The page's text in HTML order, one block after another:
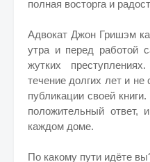
полная восторга и
Адвокат Джон Гришэм
утра и перед работой
жутких
течение долгих лет и
публикации своей
положительный ответ,
каждом доме.
По какому пути идёте